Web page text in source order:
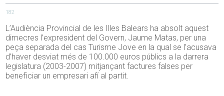
182
L’Audiència Provincial de les Illes Balears ha absolt aquest
dimecres l’expresident del Govern, Jaume Matas, per una
peça separada del cas Turisme Jove en la qual se l’acusava
d’haver desviat més de 100.000 euros públics a la darrera
legislatura (2003-2007) mitjançant factures falses per
beneficiar un empresari afí al partit.